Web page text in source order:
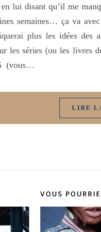
lui disant qu’il me
semaines… ça va
plus les idées des
les séries (ou les
(vous…
LIRE
VOUS